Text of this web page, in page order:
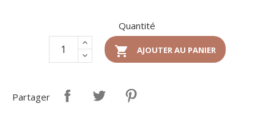
Quantité
 AJOUTER AU PANIER
Partager